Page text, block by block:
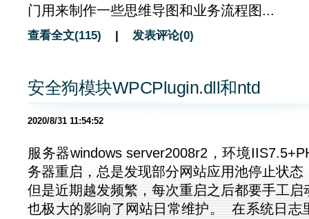
门用来制作一些思维导图和业务流程图...
查看全文(115) | 发表评论(0)
安全狗模块WPCPlugin.dll和ntd
2020/8/31 11:54:52
服务器windows server2008r2，环境
务器重启，总是发现部分网站应用池停止状态
但是近期越发频繁，每次重启之后都要手工启
也极大的影响了网站日常维护。 在系统日志